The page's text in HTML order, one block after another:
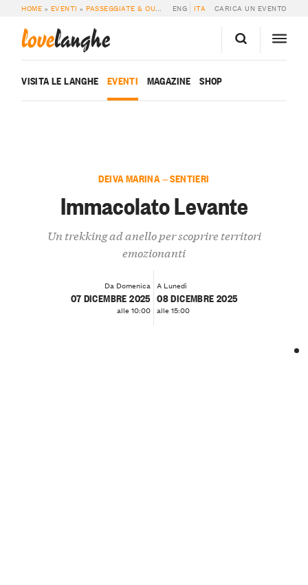
HOME » EVENTI »PASSEGGIATE & OUTDOOR » IMMACOLATO LEVANTE
ENG ITA CARICA UN EVENTO
lovelanghe
VISITA LE LANGHE EVENTI MAGAZINE SHOP
DEIVA MARINA — SENTIERI
Immacolato Levante
Un trekking ad anello per scoprire territori
emozionanti
Da Domenica
07 DICEMBRE 2025
alle 10:00
A Lunedì
08 DICEMBRE 2025
alle 15:00